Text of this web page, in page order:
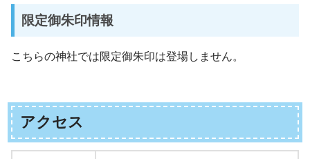
限定御朱印情報
こちらの神社では限定御朱印は登場しません。
アクセス